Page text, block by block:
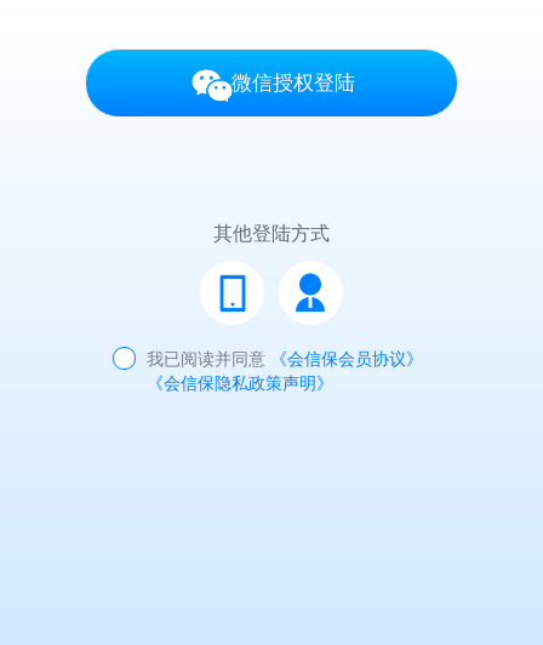
微信授权登陆
其他登陆方式
我已阅读并同意
《会信保会员协议》
《会信保隐私政策声明》